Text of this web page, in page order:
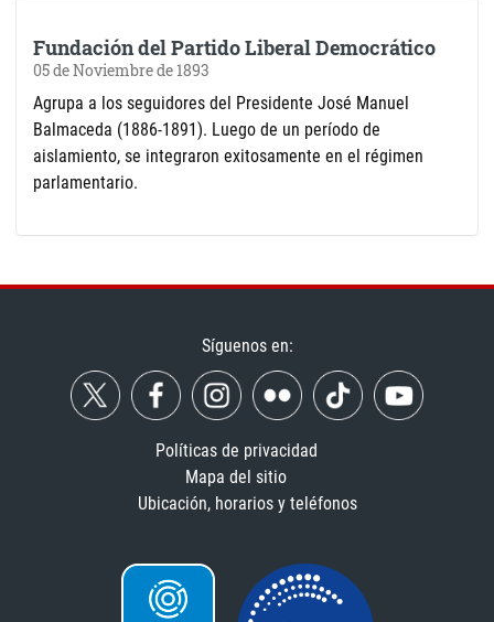
Fundación del Partido Liberal Democrático
05 de Noviembre de 1893
Agrupa a los seguidores del Presidente José Manuel
Balmaceda (1886-1891). Luego de un período de
aislamiento, se integraron exitosamente en el régimen
parlamentario.
Síguenos en:
Políticas de privacidad
Mapa del sitio
Ubicación, horarios y teléfonos